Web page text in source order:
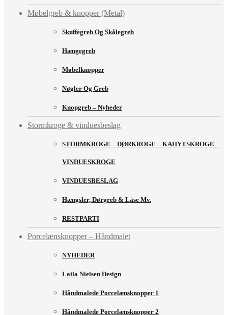
Møbelgreb & knopper (Metal)
Skuffegreb Og Skålegreb
Hængegreb
Møbelknopper
Nøgler Og Greb
Knopgreb – Nyheder
Stormkroge & vinduesbeslag
STORMKROGE – DØRKROGE – KAHYTSKROGE –
VINDUESKROGE
VINDUESBESLAG
Hængsler, Dørgreb & Låse Mv.
RESTPARTI
Porcelænsknopper – Håndmalet
NYHEDER
Laila Nielsen Design
Håndmalede Porcelænsknopper 1
Håndmalede Porcelænsknopper 2